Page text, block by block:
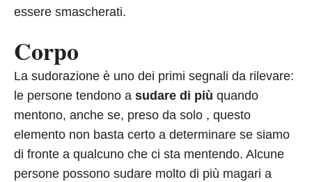
essere smascherati.
Corpo
La sudorazione è uno dei primi segnali da rilevare:
le persone tendono a sudare di più quando
mentono, anche se, preso da solo , questo
elemento non basta certo a determinare se siamo
di fronte a qualcuno che ci sta mentendo. Alcune
persone possono sudare molto di più magari a